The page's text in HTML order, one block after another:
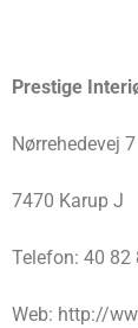
Prestige
Nørrehedevej 7
7470 Karup J
Telefon: 40 82
Web: http://